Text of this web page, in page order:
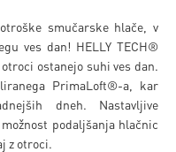
smučarske hlače, v
ves dan! HELLY TECH®
ostanejo suhi ves dan.
PrimaLoft®-a, kar
dneh. Nastavljive
podaljšanja hlačnic
z otroci.